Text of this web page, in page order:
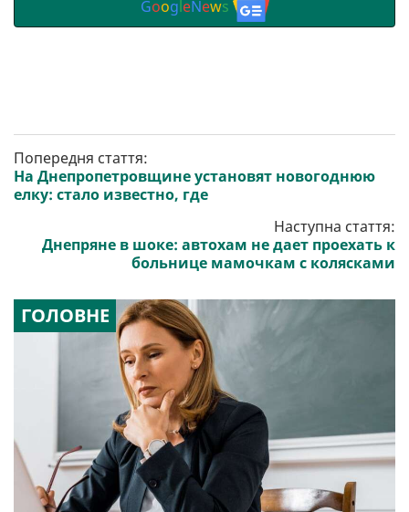
GoogleNews
Попередня стаття:
На Днепропетровщине установят новогоднюю
елку: стало известно, где
Наступна стаття:
Днепряне в шоке: автохам не дает проехать к
больнице мамочкам с колясками
ГОЛОВНЕ